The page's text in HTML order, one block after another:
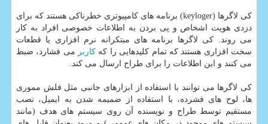
كی لاگرها (keyloger) برنامه های كامپیوتری خطرناكی هستند كه برای
دزدی هویت اشخاص و پی بردن به اطلاعات خصوصی افراد به كار
می روند. كی لاگرها برنامه های مبتكرانه نرم افزاری یا قطعات
سخت افزاری هستند كه تمام كلیدهایی را كه كاربر می فشارد، ضبط
می كنند و این اطلاعات را برای طراح ارسال می كند.
كی لاگرها می توانند با استفاده از ابزارهای جانبی مثل فلش مموری
ها، لوح های فشرده، با استفاده از ضمیمه شدن به ایمیل، نصب
مستقیم توسط طراح و نویسنده آن روی سیستم های هدف (مانند